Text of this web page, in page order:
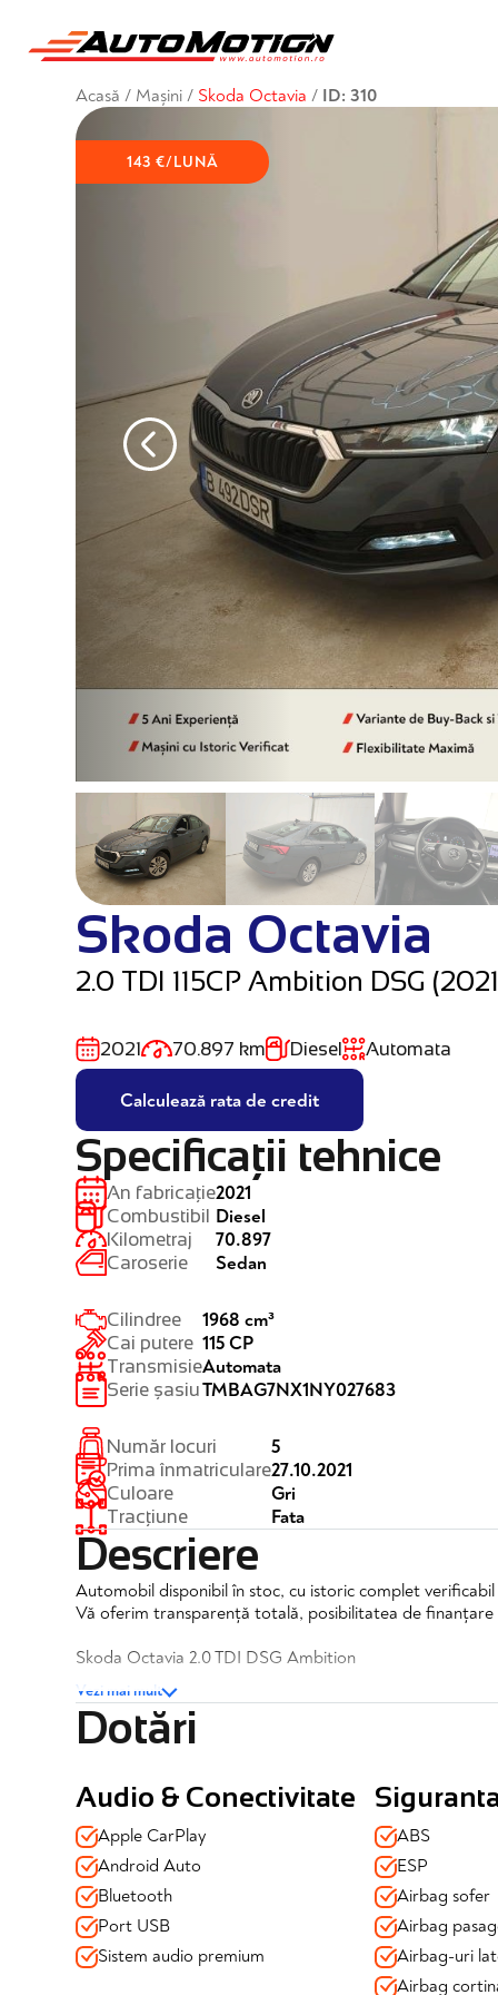
Acasă / Mașini / Skoda Octavia / ID: 310
143 €/LUNĂ
Skoda Octavia
2.0 TDI 115CP Ambition DSG
2021 70.897 km Diesel Automata
Calculează rata de credit
Specificații tehnice
An fabricație
Combustibil
Kilometraj
Caroserie
2021
Diesel
70.897
Sedan
Cilindree
Cai putere
Transmisie
Serie șasiu
1968 cm³
115 CP
Automata
TMBAG7NX1NY027683
Număr locuri
Prima înmatriculare
Culoare
Tracțiune
5
27.10.2021
Gri
Fata
Descriere
Automobil disponibil în stoc, cu istoric complet
Vă oferim transparență totală, posibilitatea de
Skoda Octavia 2.0 TDI DSG Ambition
✔️TVA inclus si deductibil
✔️Posibilitate finantare
✔️Garantie completa 12 luni
Dotari si echipamente:
Siguranță & Asistență la condus:
✔️Senzori parcare fata/spate
✔️Camera marsarier
✔️Airbag sofer si airbag pasager
✔️Airbag-uri pentru cap fata/spate
✔️Blocuri optice spate cu tehnologie LED
✔️Activare lumini avarie la franarea de urgenta
Vezi mai mult
Dotări
Audio & Conectivitate
Apple CarPlay
Android Auto
Bluetooth
Port USB
Sistem audio premium
ABS
ESP
Airbag sofer
Airbag
Airbag-uri
Airbag